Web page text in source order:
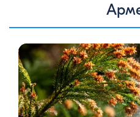
Цветение сосен —
не только радует глаз, но и
для здоровья человека.
Степанаванском дендропарке
конце мая, создавая
воздух целебными